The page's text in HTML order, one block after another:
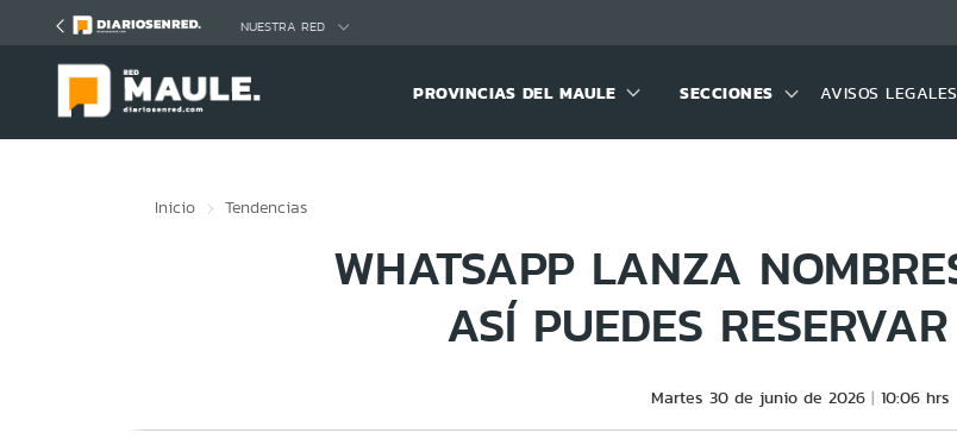
NUESTRA RED
PROVINCIAS DEL MAULE SECCIONES AVISOS LEGALES
Inicio Tendencias
WHATSAPP LANZA
ASÍ PUEDES
Martes 30 de junio de 2026 10:06 hrs